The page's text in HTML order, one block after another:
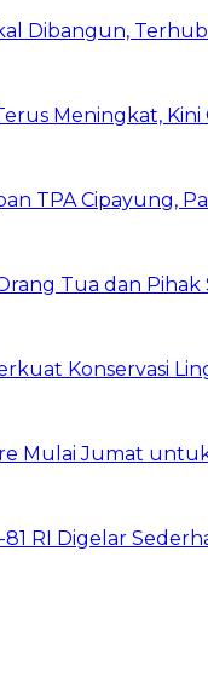
Dibangun,
Meningkat, Kini
TPA Cipayung,
Tua dan
Konservasi
Mulai Jumat
RI Digelar